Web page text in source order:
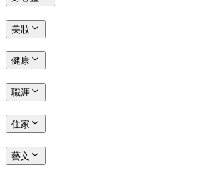
美妝
健康
職涯
住家
藝文